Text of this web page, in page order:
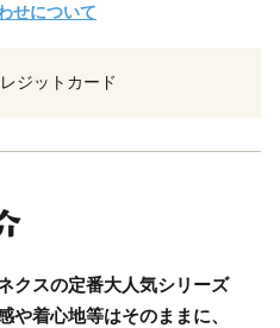
せについて
ジットカード
クスの定番大人気シリーズ
や着心地等はそのままに、